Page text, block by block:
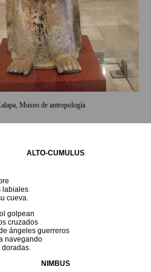
Museo de antropología
ALTO-CUMULUS
labiales
cueva.
golpean
cruzados
ángeles guerreros
navegando
doradas.
NIMBUS